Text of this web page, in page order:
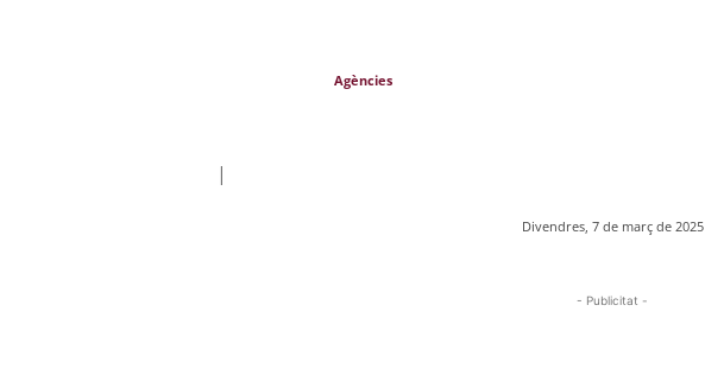
Agències
|
Divendres, 7 de març de 2025
- Publicitat -